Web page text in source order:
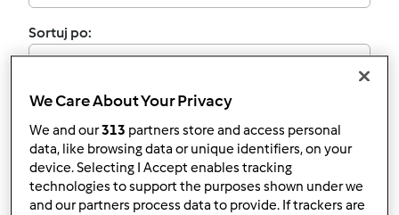
Sortuj po:
Najnowsze wyniki
Dżem z borówek
przezPyza_76
We Care About Your Privacy
We and our313 partners store and access personal
data, like browsing data or unique identifiers, on your
device. Selecting I Accept enables tracking
technologies to support the purposes shown under we
and our partners process data to provide. If trackers are